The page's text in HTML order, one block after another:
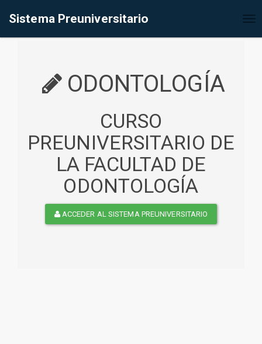
Sistema Preuniversitario
ODONTOLOGÍA
CURSO
PREUNIVERSITARIO DE
LA FACULTAD DE
ODONTOLOGÍA
ACCEDER AL SISTEMA PREUNIVERSITARIO